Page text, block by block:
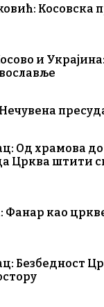
Косовска
и
Од храмова до
Црква штити
Фанар као
Безбедност